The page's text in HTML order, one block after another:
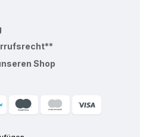
Shop